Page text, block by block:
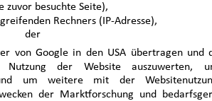
zuvor besuchte Seite),
Rechners (IP-Adresse),
der
von Google in den USA übertragen
der Website auszuwerten,
und um weitere mit der
der Marktforschung und